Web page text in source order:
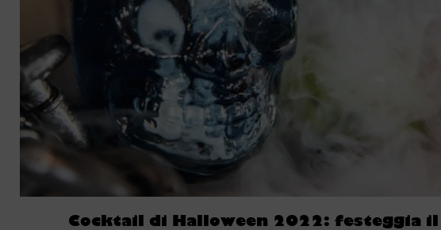
Cocktail di Halloween 2022: festeggia il